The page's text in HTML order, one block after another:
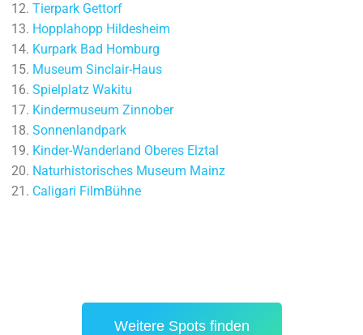
Tierpark Gettorf
Hopplahopp Hildesheim
Kurpark Bad Homburg
Museum Sinclair-Haus
Spielplatz Wakitu
Kindermuseum Zinnober
Sonnenlandpark
Kinder-Wanderland Oberes Elztal
Naturhistorisches Museum Mainz
Caligari FilmBühne
Weitere Spots finden